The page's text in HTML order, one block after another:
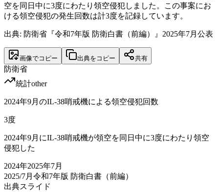
空を同日中に3度にわたり領空侵犯しました。この事案にお
ける領空侵犯の発生回数は計3度を記録しています。
出典: 防衛省『令和7年版 防衛白書（前編）』2025年7月公表
画像でコピー 出典をコピー 共有
防衛省
統計other
2024年9月のIL-38哨戒機による領空侵犯回数
3度
2024年9月にIL-38哨戒機が領空を同日中に3度にわたり領空
侵犯した
2024年2025年7月
2025/7月 令和7年版 防衛白書（前編）
出典スライド